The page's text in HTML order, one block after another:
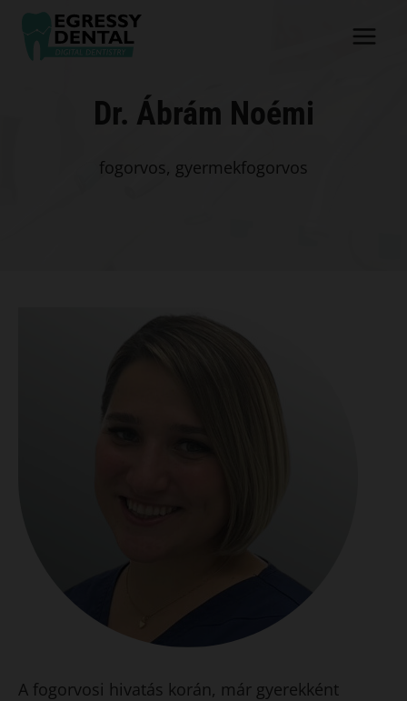
Skip
content
Dr. Ábrám Noémi
fogorvos, gyermekfogorvos
A fogorvosi hivatás korán, már gyerekként